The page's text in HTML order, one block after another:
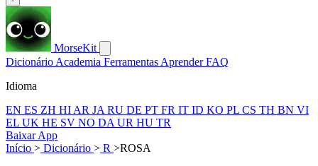
MorseKit
Dicionário Academia Ferramentas AprenderFAQ
Idioma
EN ES ZH HI AR JA RU DE PT FR IT ID KO PL CS TH BN VI
EL UK HE SV NO DA UR HU TR
Baixar App
Início > Dicionário > R >ROSA